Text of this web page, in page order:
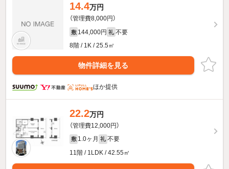
14.4万円
（管理費8,000円）
敷 144,000円 礼 不要
8階 / 1K / 25.5㎡
物件詳細を見る
ほか提供
22.2万円
（管理費12,000円）
敷 1.0ヶ月 礼 不要
11階 / 1LDK / 42.55㎡